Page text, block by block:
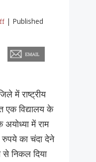
| Published
में राष्ट्रीय
एक विद्यालय के
में राम
रुपये का चंदा देने
निकल दिया